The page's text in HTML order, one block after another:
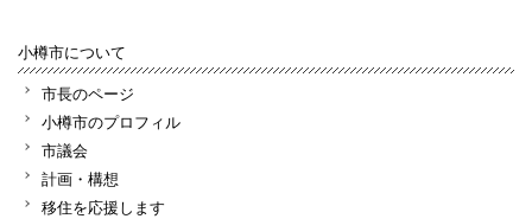
小樽市について
市長のページ
小樽市のプロフィル
市議会
計画・構想
移住を応援します